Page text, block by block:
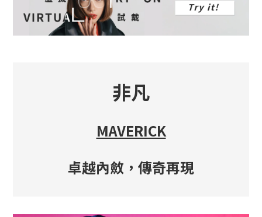
非凡
MAVERICK
卓越內斂，傳奇再現